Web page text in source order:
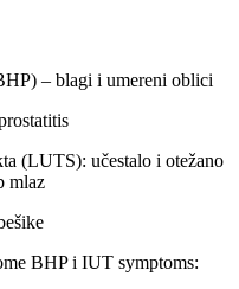
– blagi i umereni oblici
(LUTS): učestalo i otežano
mlaz
BHP i IUT symptoms: